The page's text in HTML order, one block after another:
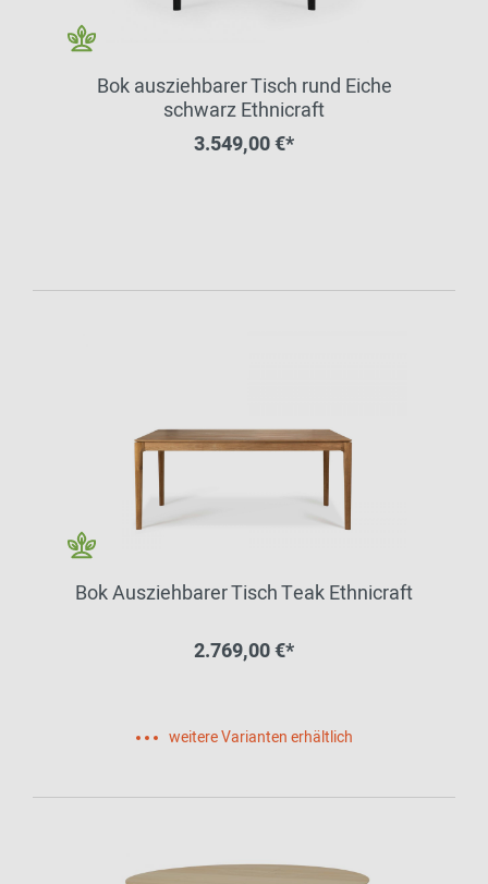
Bok ausziehbarer Tisch rund Eiche
schwarz Ethnicraft
3.549,00 €*
Bok Ausziehbarer Tisch Teak Ethnicraft
2.769,00 €*
weitere Varianten erhältlich